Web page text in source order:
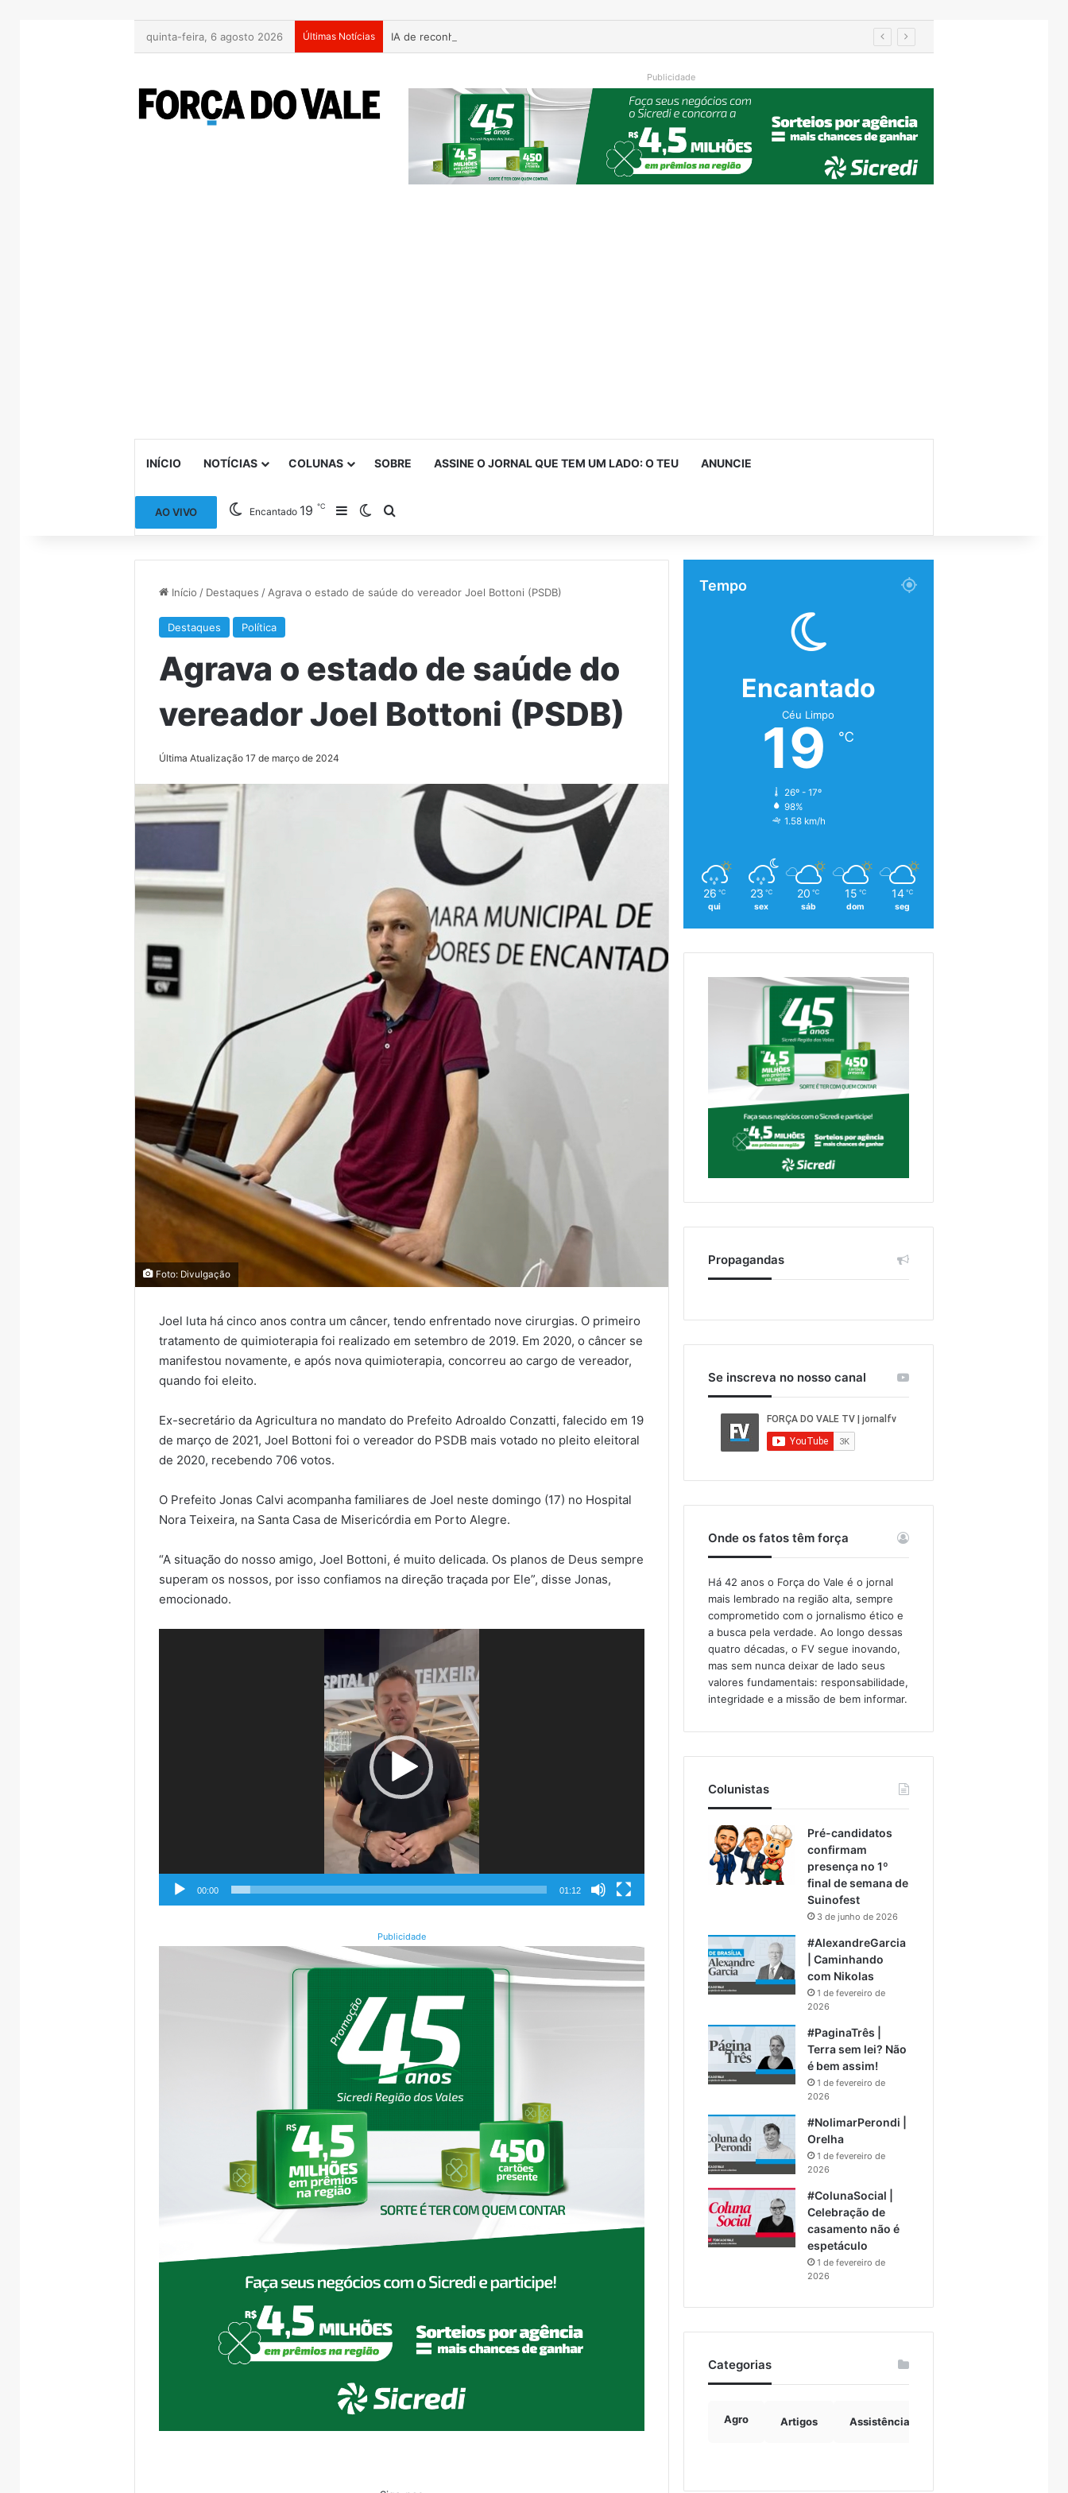
quinta-feira, 6 agosto 2026 Últimas Notícias
Publicidade
INÍCIO NOTÍCIAS COLUNAS SOBRE ASSINE O JORNAL QUE TEM UM LADO: O TEU ANUNCIE
AO VIVO Encantado 19℃ Barra Lateral
Switch skin
Início / Destaques / Agrava o estado de saúde do vereador Joel Bottoni (PSDB)
Destaques Política
Agrava o estado de saúde do
vereador Joel Bottoni (PSDB)
Última Atualização 17 de março de 2024
Foto: Divulgação
Joel luta há cinco anos contra um câncer, tendo enfrentado nove cirurgias. O primeiro
tratamento de quimioterapia foi realizado em setembro de 2019. Em 2020, o câncer se
manifestou novamente, e após nova quimioterapia, concorreu ao cargo de vereador,
quando foi eleito.
Ex-secretário da Agricultura no mandato do Prefeito Adroaldo Conzatti, falecido em 19
de março de 2021, Joel Bottoni foi o vereador do PSDB mais votado no pleito eleitoral
de 2020, recebendo 706 votos.
O Prefeito Jonas Calvi acompanha familiares de Joel neste domingo (17) no Hospital
Nora Teixeira, na Santa Casa de Misericórdia em Porto Alegre.
“A situação do nosso amigo, Joel Bottoni, é muito delicada. Os planos de Deus sempre
superam os nossos, por isso confiamos na direção traçada por Ele”, disse Jonas,
emocionado.
00:00 01:12
Publicidade
Tempo
Encantado
Céu Limpo
19 ℃
26º - 17º
98%
1.58 km/h
26 ℃
qui
23 ℃
sex
20 ℃
sáb
15 ℃
dom
14 ℃
seg
Propagandas
Se inscreva no nosso canal
Onde os fatos têm força
Há 42 anos o Força do Vale é o jornal
mais lembrado na região alta, sempre
comprometido com o jornalismo ético e
a busca pela verdade. Ao longo dessas
quatro décadas, o FV segue inovando,
mas sem nunca deixar de lado seus
valores fundamentais: responsabilidade,
integridade e a missão de bem informar.​
Colunistas
Pré-candidatos
confirmam
presença no 1º
final de semana de
Suinofest
3 de junho de 2026
#AlexandreGarcia
| Caminhando
com Nikolas
1 de fevereiro de
2026
#PaginaTrês |
Terra sem lei? Não
é bem assim!
1 de fevereiro de
2026
#NolimarPerondi |
Orelha
1 de fevereiro de
2026
#ColunaSocial |
Celebração de
casamento não é
espetáculo
1 de fevereiro de
2026
Categorias
Agro Artigos Assistência Social